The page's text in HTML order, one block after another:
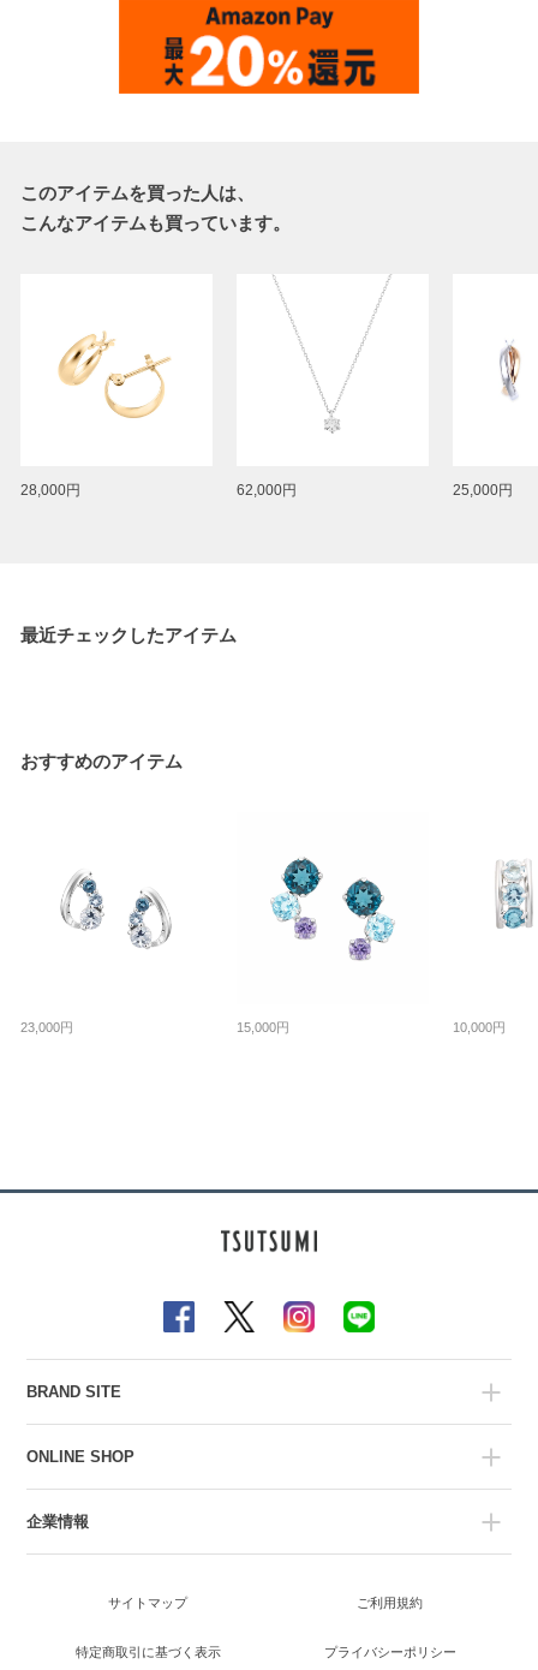
このアイテムを買った人は、
こんなアイテムも買っています。
28,000円 62,000円 25,000円
最近チェックしたアイテム
おすすめのアイテム
23,000円 15,000円 10,000円
BRAND SITE
ONLINE SHOP
企業情報
サイトマップ ご利用規約
特定商取引に基づく表示 プライバシーポリシー